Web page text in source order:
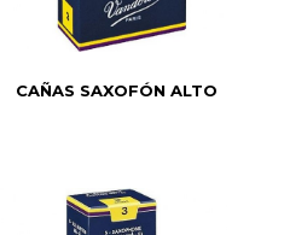
CAÑAS SAXOFÓN ALTO